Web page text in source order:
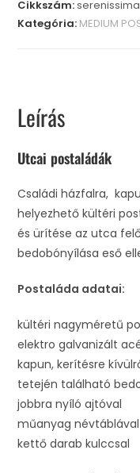
Cikkszám:
Kategória: MEDIUM
Leírás
Utcai postaládák
Családi házfalra,
helyezhető kültéri
és ürítése az utca
bedobónyílása eső
Postaláda adatai:
kültéri nagyméretű
elektro galvanizált
kapun, kerítésre
tetején található
jobbra nyíló ajtóval
műanyag névtáblával
kettő darab kulccsal